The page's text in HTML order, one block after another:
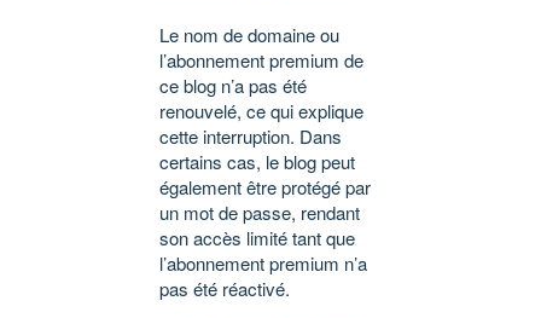
Le nom de domaine ou
l’abonnement premium de
ce blog n’a pas été
renouvelé, ce qui explique
cette interruption. Dans
certains cas, le blog peut
également être protégé par
un mot de passe, rendant
son accès limité tant que
l’abonnement premium n’a
pas été réactivé.